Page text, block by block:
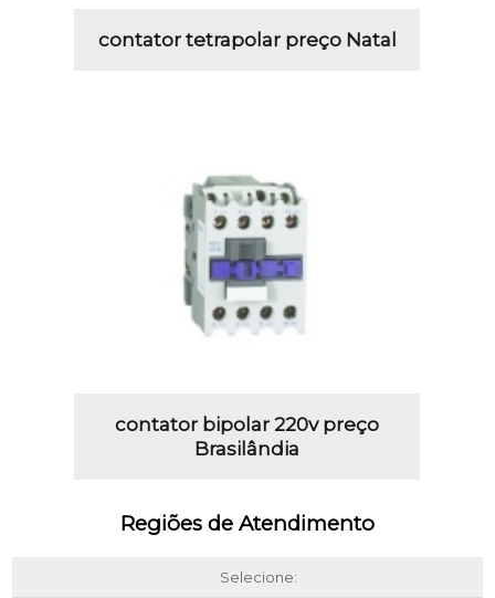
contator tetrapolar preço Natal
contator bipolar 220v preço
Brasilândia
Regiões de Atendimento
Selecione: